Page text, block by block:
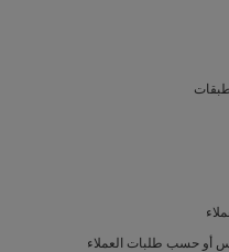
طبقات
أو حسب طلبات العملاء